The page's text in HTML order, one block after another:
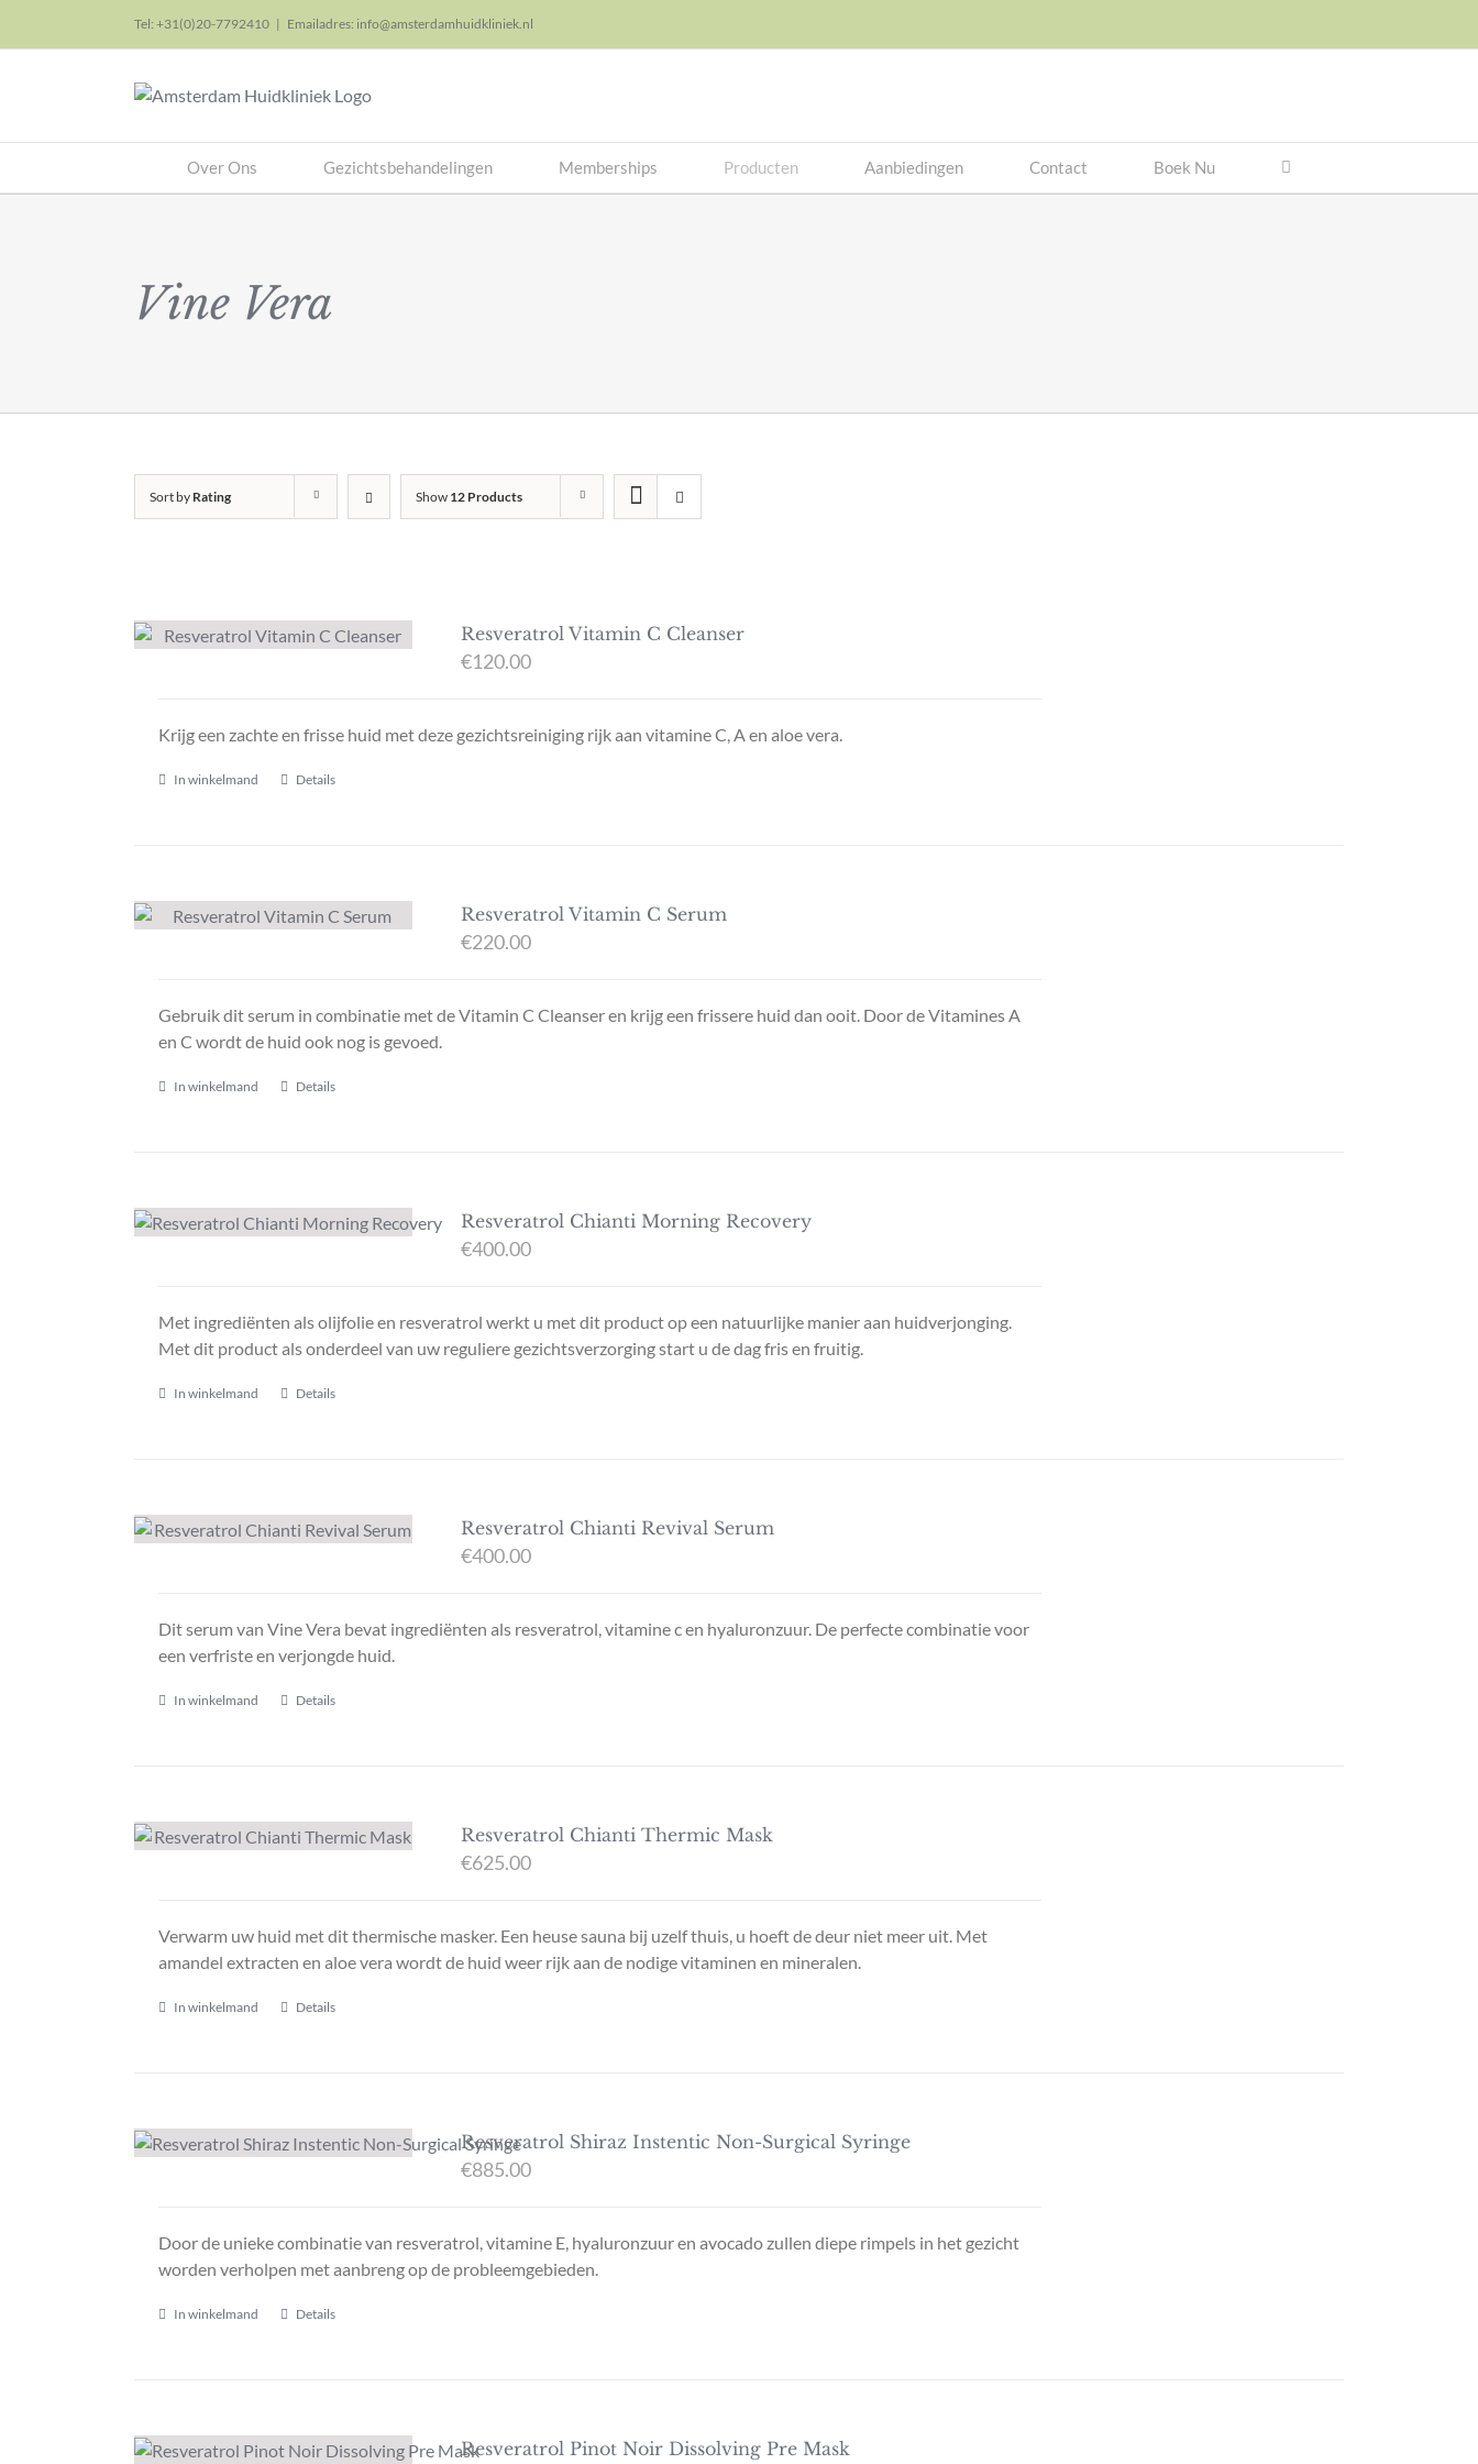
Tel: +31(0)20-7792410 | Emailadres: info@amsterdamhuidkliniek.nl
Over Ons Gezichtsbehandelingen Memberships Producten Aanbiedingen Contact Boek Nu
Vine Vera
Sort by Rating Show 12 Products
Resveratrol Vitamin C Cleanser
€120.00
Krijg een zachte en frisse huid met deze gezichtsreiniging rijk aan vitamine C, A en aloe vera.
In winkelmand Details
Resveratrol Vitamin C Serum
€220.00
Gebruik dit serum in combinatie met de Vitamin C Cleanser en krijg een frissere huid dan ooit. Door de Vitamines A
en C wordt de huid ook nog is gevoed.
In winkelmand Details
Resveratrol Chianti Morning Recovery
€400.00
Met ingrediënten als olijfolie en resveratrol werkt u met dit product op een natuurlijke manier aan huidverjonging.
Met dit product als onderdeel van uw reguliere gezichtsverzorging start u de dag fris en fruitig.
In winkelmand Details
Resveratrol Chianti Revival Serum
€400.00
Dit serum van Vine Vera bevat ingrediënten als resveratrol, vitamine c en hyaluronzuur. De perfecte combinatie voor
een verfriste en verjongde huid.
In winkelmand Details
Resveratrol Chianti Thermic Mask
€625.00
Verwarm uw huid met dit thermische masker. Een heuse sauna bij uzelf thuis, u hoeft de deur niet meer uit. Met
amandel extracten en aloe vera wordt de huid weer rijk aan de nodige vitaminen en mineralen.
In winkelmand Details
Resveratrol Shiraz Instentic Non-Surgical Syringe
€885.00
Door de unieke combinatie van resveratrol, vitamine E, hyaluronzuur en avocado zullen diepe rimpels in het gezicht
worden verholpen met aanbreng op de probleemgebieden.
In winkelmand Details
Resveratrol Pinot Noir Dissolving Pre Mask